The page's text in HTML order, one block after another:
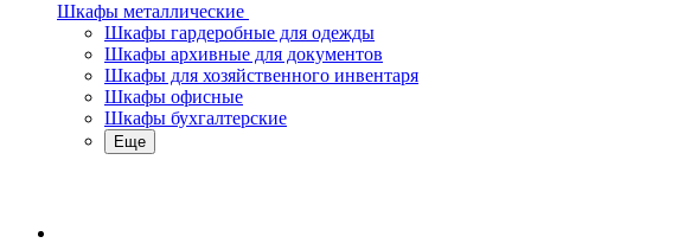
Шкафы металлические
Шкафы гардеробные для одежды
Шкафы архивные для документов
Шкафы для хозяйственного инвентаря
Шкафы офисные
Шкафы бухгалтерские
Еще